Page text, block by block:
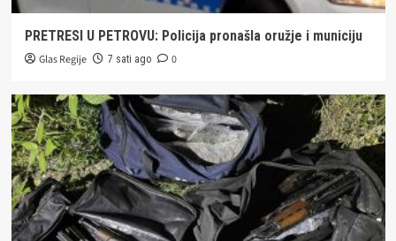
PRETRESI U PETROVU: Policija pronašla oružje i municiju
Glas Regije 7 sati ago 0